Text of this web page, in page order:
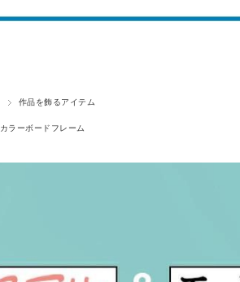
作品を飾るアイテム
カラーボードフレーム